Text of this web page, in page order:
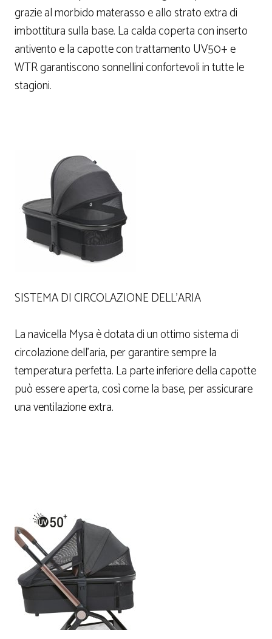
grazie al morbido materasso e allo strato extra di
imbottitura sulla base. La calda coperta con inserto
antivento e la capotte con trattamento UV50+ e
WTR garantiscono sonnellini confortevoli in tutte le
stagioni.
SISTEMA DI CIRCOLAZIONE DELL’ARIA
La navicella Mysa è dotata di un ottimo sistema di
circolazione dell’aria, per garantire sempre la
temperatura perfetta. La parte inferiore della capotte
può essere aperta, così come la base, per assicurare
una ventilazione extra.